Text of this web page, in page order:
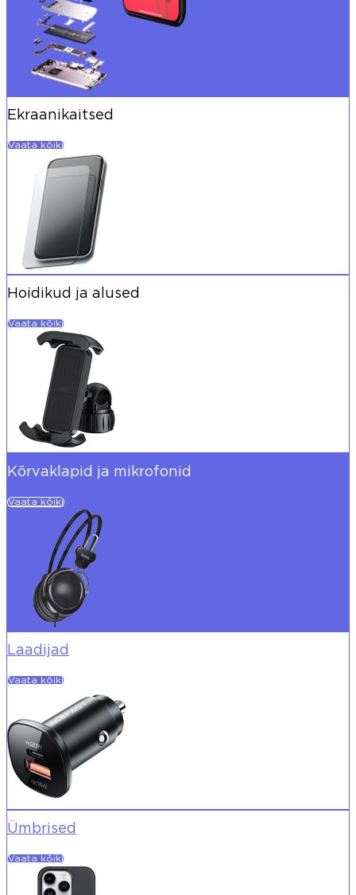
Ekraanikaitsed
Vaata kõiki
Hoidikud ja alused
Vaata kõiki
Kõrvaklapid ja mikrofonid
Vaata kõiki
Laadijad
Vaata kõiki
Ümbrised
Vaata kõiki